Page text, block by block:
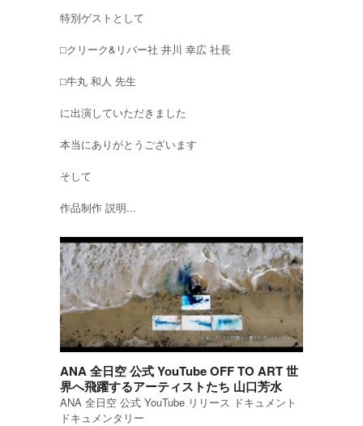
特別ゲストとして
⬜︎クリーク&リバー社 井川 幸広 社長
⬜︎牛丸 和人 先生
に出演していただきました
本当にありがとうございます
そして
作品制作 説明...
ANA 全日空 公式 YouTube OFF TO ART 世
界へ飛躍するアーティストたち 山口芳水
ANA 全日空 公式 YouTube リリース ドキュメント
ドキュメンタリー